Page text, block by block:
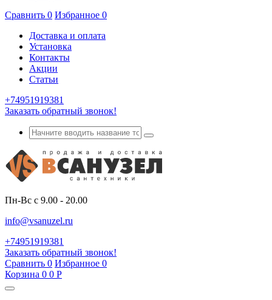
Сравнить 0 Избранное 0
Доставка и оплата
Установка
Контакты
Акции
Статьи
+74951919381
Заказать обратный звонок!
Пн-Вс с 9.00 - 20.00
info@vsanuzel.ru
+74951919381
Заказать обратный звонок!
Сравнить 0 Избранное 0
Корзина 0 0 Р